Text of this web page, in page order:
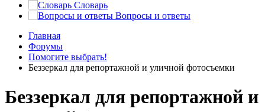
Словарь
Вопросы и ответы
Главная
Форумы
Помогите выбрать!
Беззеркал для репортажной и уличной фотосъемки
Беззеркал для репортажной и